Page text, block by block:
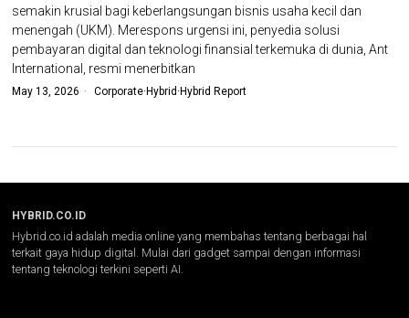
semakin krusial bagi keberlangsungan bisnis usaha kecil dan
menengah (UKM). Merespons urgensi ini, penyedia solusi
pembayaran digital dan teknologi finansial terkemuka di dunia, Ant
International, resmi menerbitkan
May 13, 2026 Corporate·Hybrid ·Hybrid Report
HYBRID.CO.ID
Hybrid.co.id adalah media online yang membahas tentang berbagai hal
terkait gaya hidup digital. Mulai dari gadget sampai dengan informasi
tentang teknologi terkini seperti AI.